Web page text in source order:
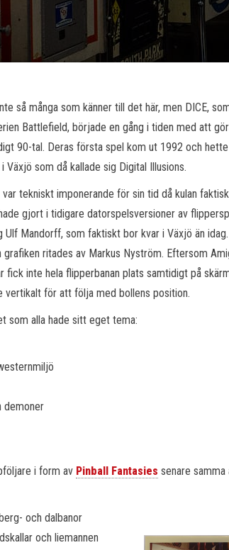
så många som känner till det här, men DICE,
Battlefield, började en gång i tiden med att
90-tal. Deras första spel kom ut 1992 och
Växjö som då kallade sig Digital Illusions.
var tekniskt imponerande för sin tid då kulan
gjort i tidigare datorspelsversioner av
Ulf Mandorff, som faktiskt bor kvar i Växjö än
grafiken ritades av Markus Nyström. Eftersom
fick inte hela flipperbanan plats samtidigt på
vertikalt för att följa med bollens position.
som alla hade sitt eget tema:
demoner
i form av Pinball Fantasies senare
och dalbanor
och liemannen